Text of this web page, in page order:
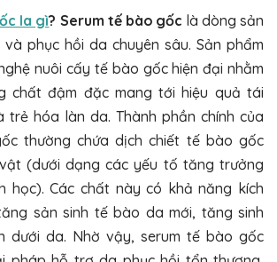
la gì? Serum tế bào gốc là dòng sản
phục hồi da chuyên sâu. Sản phẩm
nuôi cấy tế bào gốc hiện đại nhằm
chất đậm đặc mang tới hiệu quả tái
trẻ hóa làn da. Thành phần chính của
thường chứa dịch chiết tế bào gốc
(dưới dạng các yếu tố tăng trưởng
học). Các chất này có khả năng kích
sản sinh tế bào da mới, tăng sinh
dưới da. Nhờ vậy, serum tế bào gốc